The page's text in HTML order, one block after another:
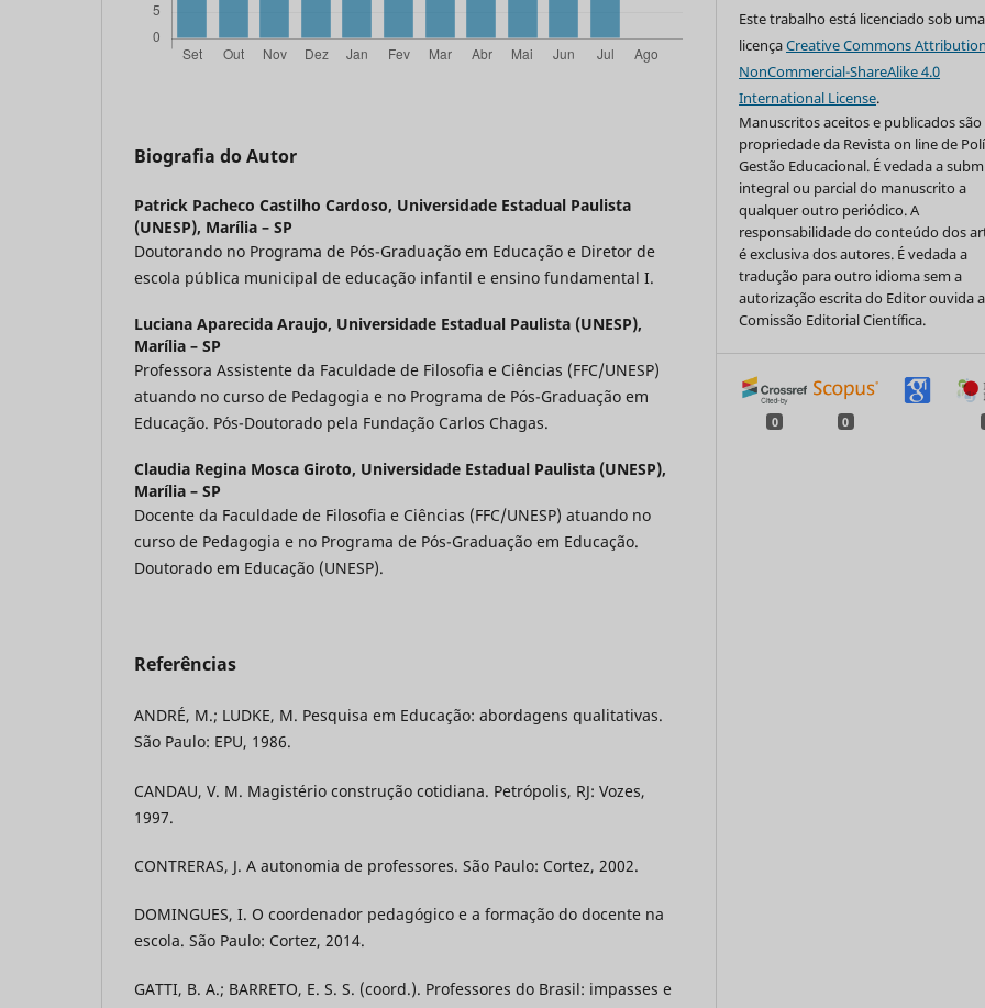
Biografia do Autor
Patrick Pacheco Castilho Cardoso, Universidade Estadual Paulista
(UNESP), Marília – SP
Doutorando no Programa de Pós-Graduação em Educação e Diretor de
escola pública municipal de educação infantil e ensino fundamental I.
Luciana Aparecida Araujo, Universidade Estadual Paulista (UNESP),
Marília – SP
Professora Assistente da Faculdade de Filosofia e Ciências (FFC/UNESP)
atuando no curso de Pedagogia e no Programa de Pós-Graduação em
Educação. Pós-Doutorado pela Fundação Carlos Chagas.
Claudia Regina Mosca Giroto, Universidade Estadual Paulista (UNESP),
Marília – SP
Docente da Faculdade de Filosofia e Ciências (FFC/UNESP) atuando no
curso de Pedagogia e no Programa de Pós-Graduação em Educação.
Doutorado em Educação (UNESP).
Referências
ANDRÉ, M.; LUDKE, M. Pesquisa em Educação: abordagens qualitativas.
São Paulo: EPU, 1986.
CANDAU, V. M. Magistério construção cotidiana. Petrópolis, RJ: Vozes,
1997.
CONTRERAS, J. A autonomia de professores. São Paulo: Cortez, 2002.
DOMINGUES, I. O coordenador pedagógico e a formação do docente na
escola. São Paulo: Cortez, 2014.
GATTI, B. A.; BARRETO, E. S. S. (coord.). Professores do Brasil: impasses e
Este trabalho está licenciado sob uma
licençaCreative Commons
NonCommercial-ShareAlike 4.0
International License.
Manuscritos aceitos e publicados são
propriedade da Revista on line de
Gestão Educacional. É vedada a
integral ou parcial do manuscrito a
qualquer outro periódico. A
responsabilidade do conteúdo dos
é exclusiva dos autores. É vedada a
tradução para outro idioma sem a
autorização escrita do Editor ouvida a
Comissão Editorial Científica.
0 0